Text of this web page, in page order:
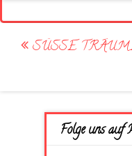
Post
SÜSSE TRÄUME
Folge uns auf